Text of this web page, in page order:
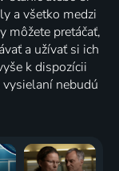
a všetko medzi
môžete pretáčať,
a užívať si ich
k dispozícii
vysielaní nebudú